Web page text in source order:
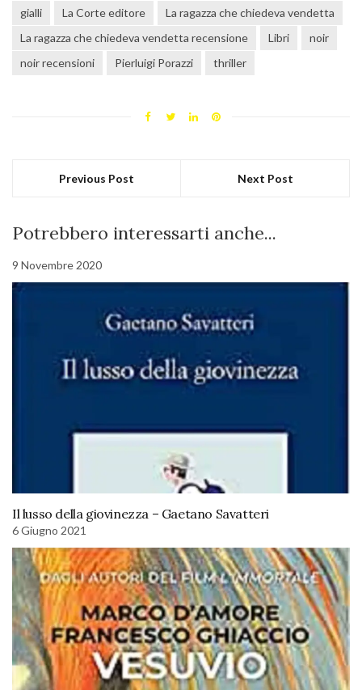
gialli La Corte editore
La ragazza che chiedeva vendetta
La ragazza che chiedeva vendetta recensione
Libri
noir
noir recensioni
Pierluigi Porazzi thriller
Previous Post Next Post
Potrebbero interessarti anche...
9 Novembre 2020
Il lusso della giovinezza – Gaetano Savatteri
6 Giugno 2021